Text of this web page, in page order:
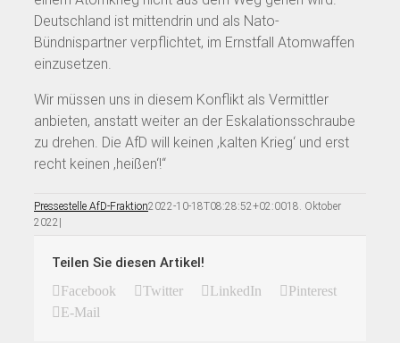
Deutschland ist mittendrin und als Nato-
Bündnispartner verpflichtet, im Ernstfall Atomwaffen
einzusetzen.
Wir müssen uns in diesem Konflikt als Vermittler
anbieten, anstatt weiter an der Eskalationsschraube
zu drehen. Die AfD will keinen ‚kalten Krieg‘ und erst
recht keinen ‚heißen‘!“
Pressestelle AfD-Fraktion2022-10-18T08:28:52+02:0018. Oktober
2022 |
Teilen Sie diesen Artikel!
Facebook Twitter LinkedIn
Pinterest
E-Mail